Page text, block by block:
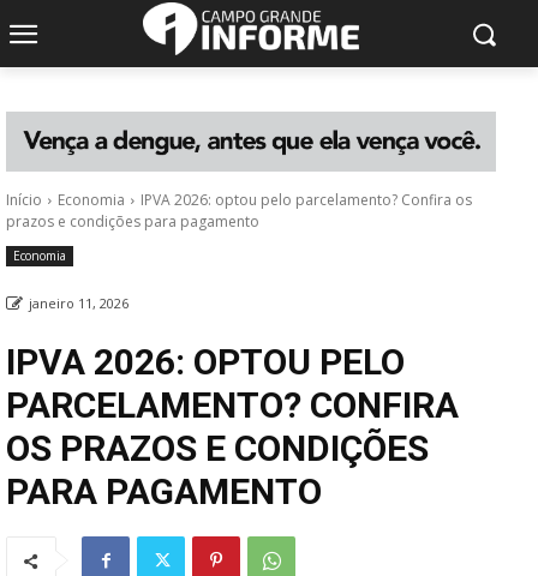
Início Economia
IPVA 2026: optou pelo parcelamento? Confira os
prazos e condições para pagamento
Economia
janeiro 11, 2026
IPVA 2026: OPTOU PELO
PARCELAMENTO? CONFIRA
OS PRAZOS E CONDIÇÕES
PARA PAGAMENTO